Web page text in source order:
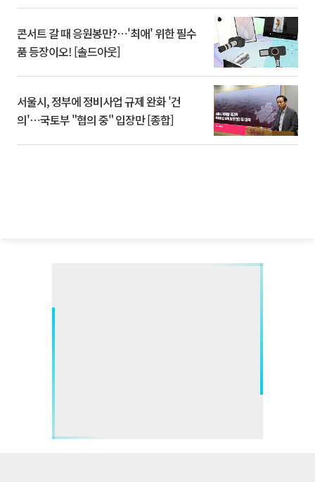
콘서트 갈 때 응원봉만?⋯'최애' 위한 필수
품 등장이오! [솔드아웃]
서울시, 정부에 정비사업 규제 완화 '건
의'⋯국토부 "협의 중" 입장만 [종합]